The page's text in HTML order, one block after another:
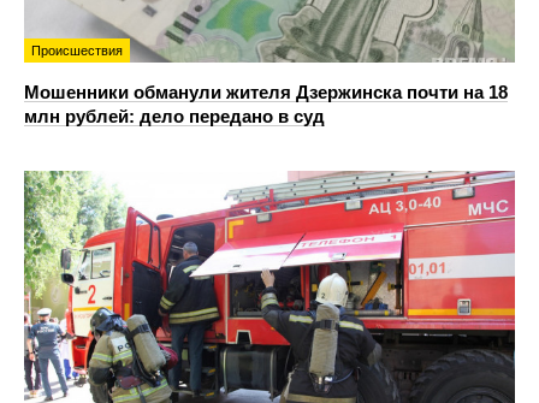
Происшествия
Мошенники обманули жителя Дзержинска почти на 18
млн рублей: дело передано в суд